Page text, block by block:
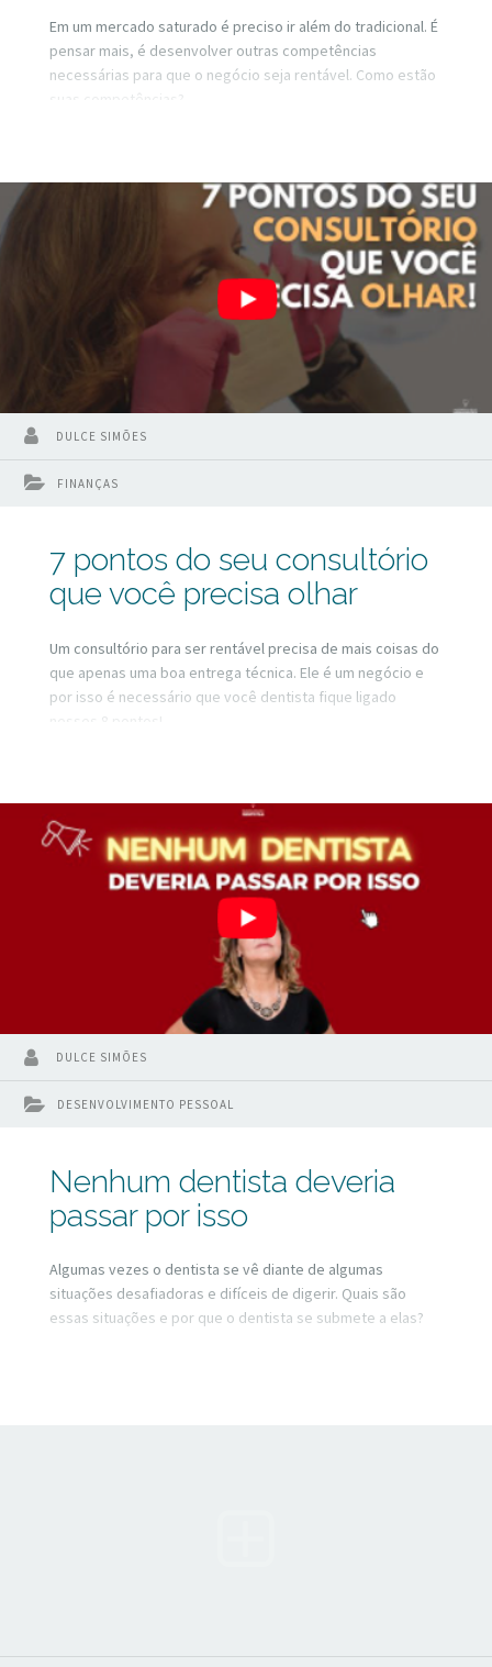
Em um mercado saturado é preciso ir além do tradicional. É
pensar mais, é desenvolver outras competências
necessárias para que o negócio seja rentável. Como estão
suas competências?
FINANÇAS
DULCE SIMÕES
7 pontos do seu consultório
que você precisa olhar
Um consultório para ser rentável precisa de mais coisas do
que apenas uma boa entrega técnica. Ele é um negócio e
por isso é necessário que você dentista fique ligado
nesses 8 pontos!
DESENVOLVIMENTO PESSOAL
DULCE SIMÕES
Nenhum dentista deveria
passar por isso
Algumas vezes o dentista se vê diante de algumas
situações desafiadoras e difíceis de digerir. Quais são
essas situações e por que o dentista se submete a elas?